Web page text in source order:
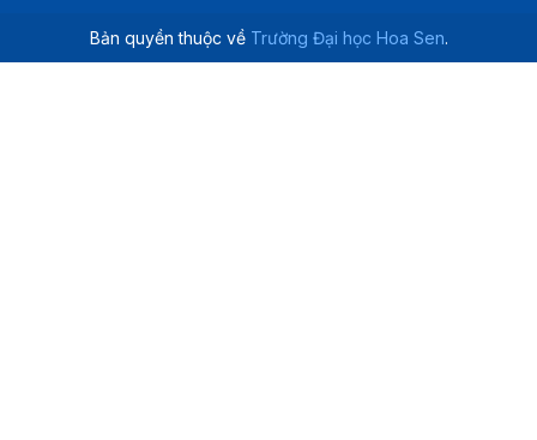
Bản quyền thuộc về Trường Đại học Hoa Sen.